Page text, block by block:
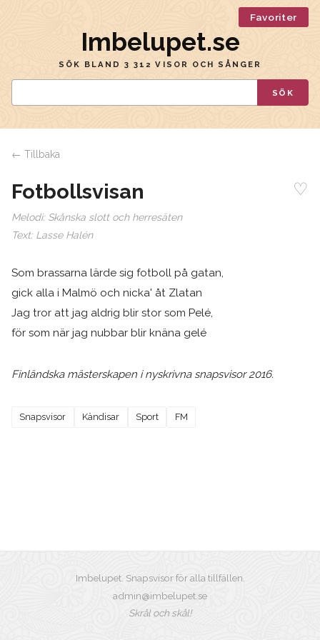
Favoriter
Imbelupet.se
SÖK BLAND 3 312 VISOR OCH SÅNGER
SÖK
← Tillbaka
Fotbollsvisan ♡
Melodi: Skånska slott och herresäten
Text: Lasse Halén
Som brassarna lärde sig fotboll på gatan,
gick alla i Malmö och nicka' åt Zlatan
Jag tror att jag aldrig blir stor som Pelé,
för som när jag nubbar blir knäna gelé
Finländska mästerskapen i nyskrivna snapsvisor 2016.
Snapsvisor Kändisar Sport FM
Imbelupet. Snapsvisor för alla tillfällen.
admin@imbelupet.se
Skrål och skål!